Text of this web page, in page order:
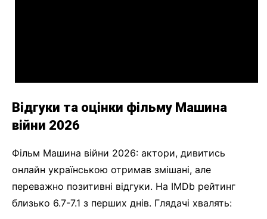
Відгуки та оцінки фільму Машина
війни 2026
Фільм Машина війни 2026: актори, дивитись
онлайн українською отримав змішані, але
переважно позитивні відгуки. На IMDb рейтинг
близько 6.7-7.1 з перших днів. Глядачі хвалять: